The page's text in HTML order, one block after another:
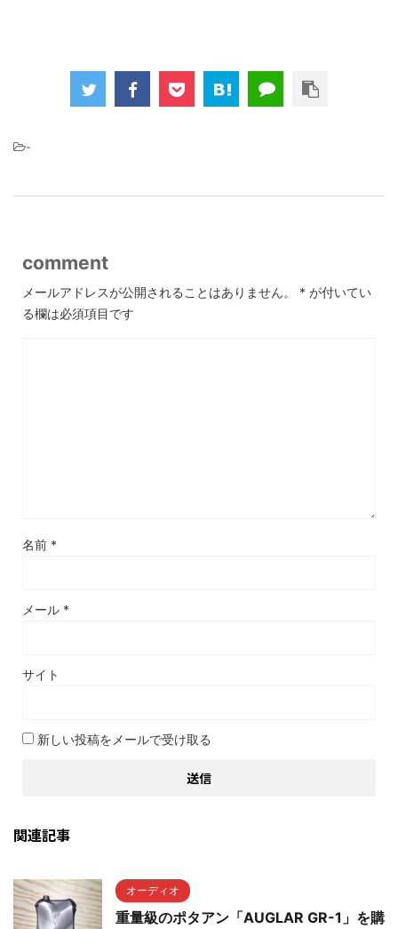
-
comment
メールアドレスが公開されることはありません。 * が付いてい
る欄は必須項目です
名前 *
メール *
サイト
新しい投稿をメールで受け取る
関連記事
オーディオ
重量級のポタアン「AUGLAR GR-1」を購